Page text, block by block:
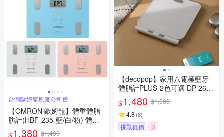
台灣歐姆龍原廠公司貨
【OMRON 歐姆龍】體重體脂
肪計(HBF-235-藍/白/粉) 體脂
計1,380 $1,480
【decopop】家用八電極藍牙
體脂計PLUS-2色可選 DP-263
(體重機 體脂機 體脂肪 APP監
測 51項數據)
$1,480 $1,580
4.8 (8)
挑戰低價 券